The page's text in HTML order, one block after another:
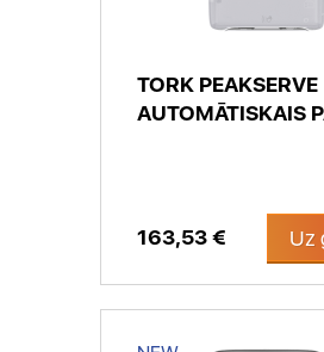
TORK PEAKSERVE
AUTOMĀTISKAIS
163,53 € Uz